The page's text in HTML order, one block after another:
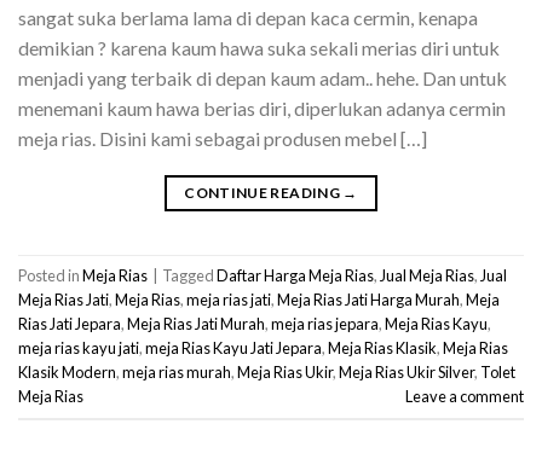
sangat suka berlama lama di depan kaca cermin, kenapa
demikian ? karena kaum hawa suka sekali merias diri untuk
menjadi yang terbaik di depan kaum adam.. hehe. Dan untuk
menemani kaum hawa berias diri, diperlukan adanya cermin
meja rias. Disini kami sebagai produsen mebel […]
CONTINUE READING →
Posted inMeja Rias TaggedDaftar Harga Meja Rias, Jual Meja Rias, Jual
Meja Rias Jati,Meja Rias,meja rias jati,Meja Rias Jati Harga Murah,Meja
Rias Jati Jepara,Meja Rias Jati Murah,meja rias jepara,Meja Rias Kayu,
meja rias kayu jati,meja Rias Kayu Jati Jepara,Meja Rias Klasik,Meja Rias
Klasik Modern,meja rias murah,Meja Rias Ukir,Meja Rias Ukir Silver, Tolet
Meja Rias
Leave a comment